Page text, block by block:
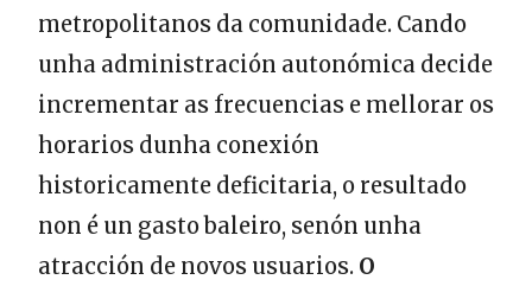
metropolitanos da comunidade. Cando
unha administración autonómica decide
incrementar as frecuencias e mellorar os
horarios dunha conexión
historicamente deficitaria, o resultado
non é un gasto baleiro, senón unha
atracción de novos usuarios. O